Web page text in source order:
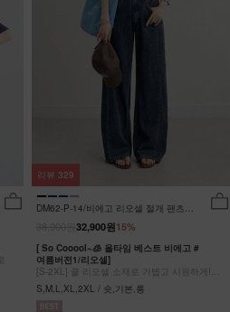
DM62-P-14/비에고 리오셀 절개 팬츠
15%
32,900원
[ So Cooool~🧊 올타임 베스트 비에고 #
여름버전1/리오셀]
[S-2XL] 쿨 리오셀 소재로 가볍고 시원하게!
사이드 절개 쿨링 데님팬츠
S,M,L,XL,2XL / 숏,기본,롱
리뷰 329